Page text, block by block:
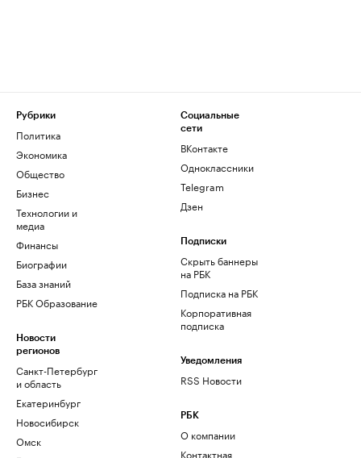
Рубрики
Политика
Экономика
Общество
Бизнес
Технологии и
медиа
Финансы
Биографии
База знаний
РБК Образование
Новости
регионов
Санкт-Петербург
и область
Екатеринбург
Новосибирск
Омск
Социальные
сети
ВКонтакте
Одноклассники
Telegram
Дзен
Подписки
Скрыть баннеры
на РБК
Подписка на РБК
Корпоративная
подписка
Уведомления
RSS Новости
РБК
О компании
Контактная